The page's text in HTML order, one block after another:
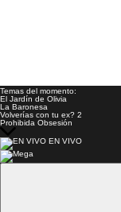
Temas del momento:
El Jardín de Olivia
La Baronesa
Volverías con tu ex? 2
Prohibida Obsesión
EN VIVO